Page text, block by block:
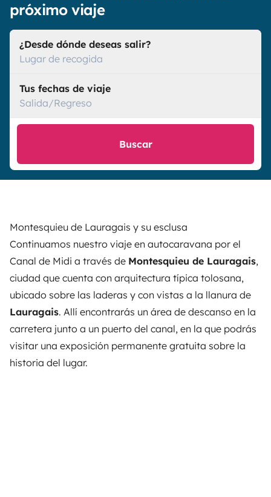
próximo viaje
¿Desde dónde deseas salir?
Lugar de recogida
Tus fechas de viaje
Salida/Regreso
Buscar
Montesquieu de Lauragais y su esclusa
Continuamos nuestro viaje en autocaravana por el
Canal de Midi a través de Montesquieu de Lauragais,
ciudad que cuenta con arquitectura típica tolosana,
ubicado sobre las laderas y con vistas a la llanura de
Lauragais. Allí encontrarás un área de descanso en la
carretera junto a un puerto del canal, en la que podrás
visitar una exposición permanente gratuita sobre la
historia del lugar.